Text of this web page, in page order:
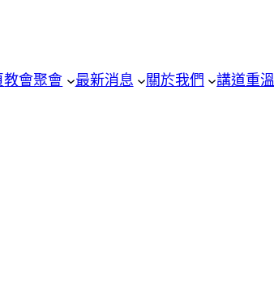
教會聚會 最新消息 關於我們 講道重溫